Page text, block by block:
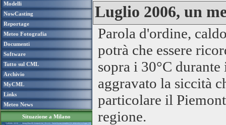
Modelli
NowCasting
Reportage
Meteo Fotografia
Documenti
Software
Tutto sul CML
Archivio
MyCML
Links
Meteo News
Situazione a Milano
Luglio 2006, un
Parola d'ordine,
potrà che essere
sopra i 30°C
aggravato la siccità
particolare il
regione.